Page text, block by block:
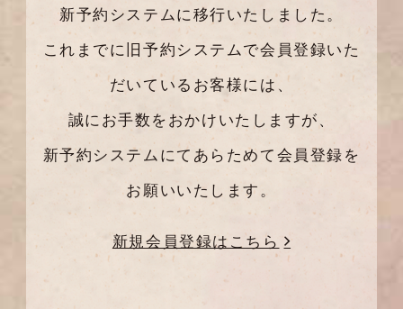
新予約システムに移行いたしました。
これまでに旧予約システムで会員登録いた
だいているお客様には、
誠にお手数をおかけいたしますが、
新予約システムにてあらためて会員登録を
お願いいたします。
新規会員登録はこちら